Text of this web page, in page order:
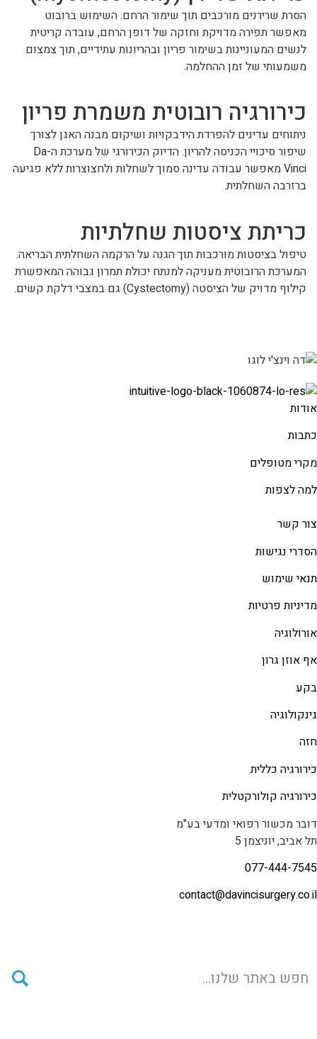
הסרת שרירנים מורכבים תוך שימור הרחם. השימוש ברובוט
מאפשר תפירה מדויקת וחזקה של דופן הרחם, עובדה קריטית
לנשים המעוניינות בשימור פריון ובהריונות עתידיים, תוך צמצום
משמעותי של זמן ההחלמה.
כירורגיה רובוטית משמרת פריון
ניתוחים עדינים להפרדת הידבקויות ושיקום מבנה האגן לצורך
שיפור סיכויי הכניסה להריון. הדיוק הכירורגי של מערכת ה-Da
Vinci מאפשר עבודה עדינה סמוך לשחלות ולחצוצרות ללא פגיעה
ברזרבה השחלתית.
כריתת ציסטות שחלתיות
טיפול בציסטות מורכבות תוך הגנה על הרקמה השחלתית הבריאה.
המערכת הרובוטית מעניקה למנתח יכולת תמרון גבוהה המאפשרת
קילוף מדויק של הציסטה (Cystectomy) גם במצבי דלקת קשים.
אודות
כתבות
מקרי מטופלים
למה לצפות
צור קשר
הסדרי נגישות
תנאי שימוש
מדיניות פרטיות
אורולוגיה
אף אוזן גרון
בקע
גינקולוגיה
חזה
כירורגיה כללית
כירורגיה קולורקטלית
דובר מכשור רפואי ומדעי בע"מ
תל אביב, יוניצמן 5
077-444-7545
contact@davincisurgery.co.il